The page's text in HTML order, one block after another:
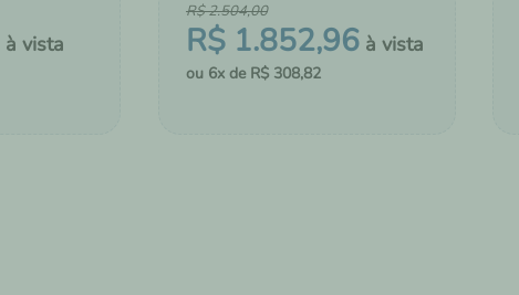
R$ 1.852,96
R$2.504,00
6 R$ 308,82